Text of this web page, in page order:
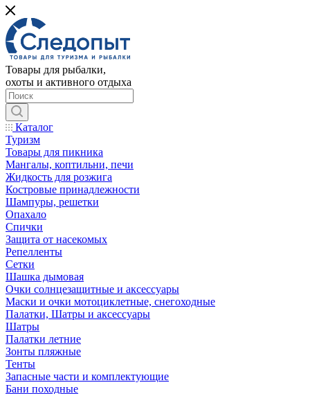
Товары для рыбалки,
охоты и активного отдыха
Каталог
Туризм
Товары для пикника
Мангалы, коптильни, печи
Жидкость для розжига
Костровые принадлежности
Шампуры, решетки
Опахало
Спички
Защита от насекомых
Репелленты
Сетки
Шашка дымовая
Очки солнцезащитные и аксессуары
Маски и очки мотоциклетные, снегоходные
Палатки, Шатры и аксессуары
Шатры
Палатки летние
Зонты пляжные
Тенты
Запасные части и комплектующие
Бани походные